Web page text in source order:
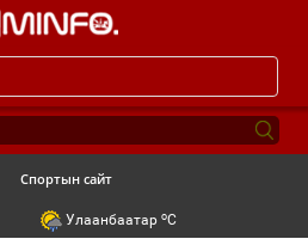
navigation
Спортын сайт
Улаанбаатар oC